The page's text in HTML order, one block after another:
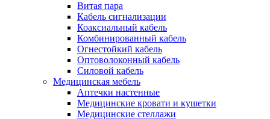
Витая пара
Кабель сигнализации
Коаксиальный кабель
Комбинированный кабель
Огнестойкий кабель
Оптоволоконный кабель
Силовой кабель
Медицинская мебель
Аптечки настенные
Медицинские кровати и кушетки
Медицинские стеллажи